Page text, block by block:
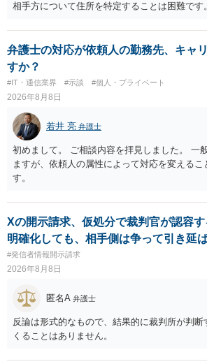
相手方について住所を特定することは困難です。
弁護士の対応が依頼人の勤務先、キャ
すか？
#IT・通信業界 #示談 #個人・プライベート
2026年8月8日
若井 亮 弁護士
初めまして。 ご相談内容を拝見しました。 一
ますが、依頼人の属性によって対応を変えるこ
す。
Xの開示請求、仮処分で裁判官が認容
明確化しても、相手側は争って引き延
#発信者情報開示請求
2026年8月8日
匿名A 弁護士
反論は形式的なもので、結果的に裁判所が判
くることはありません。